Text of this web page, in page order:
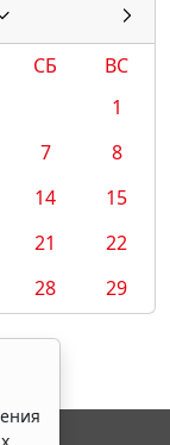
СБ
ВС
1
7
8
14
15
21
22
28 29